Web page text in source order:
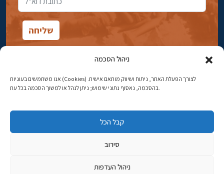
ניהול הסכמה
אנו משתמשים בעוגיות (Cookies) לצורך הפעלת האתר, ניתוח ושיווק מותאם אישית.
בהסכמה, נאסוף נתוני שימוש; ניתן לנהל או למשוך הסכמה בכל עת.
קבל הכל
סירוב
ניהול העדפות
14rue Ibn Gavirol, Rehavia, Jérusalem
Adresse électronique:najww2@ybz.org.il